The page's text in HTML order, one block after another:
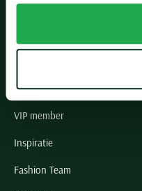
Paul & Shark specialist
VIP member
Inspiratie
Fashion Team